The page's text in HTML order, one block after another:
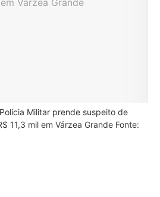
Militar prende suspeito de
11,3 mil em Várzea Grande Fonte: